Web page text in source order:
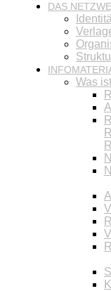
DAS
Was